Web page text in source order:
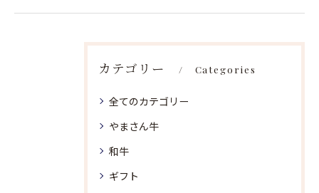
カテゴリー Categories
全てのカテゴリー
やまさん牛
和牛
ギフト